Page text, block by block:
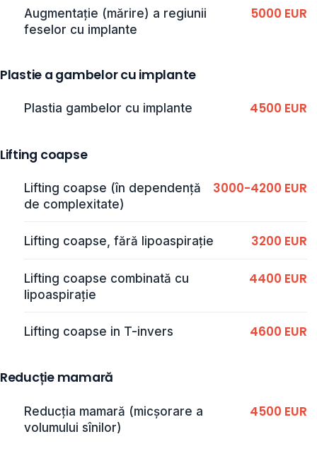
Augmentație (mărire) a regiunii
feselor cu implante
5000 EUR
Plastie a gambelor cu implante
Plastia gambelor cu implante 4500 EUR
Lifting coapse
Lifting coapse (în dependență
de complexitate)
3000-4200 EUR
Lifting coapse, fără lipoaspirație 3200 EUR
Lifting coapse combinată cu
lipoaspirație
4400 EUR
Lifting coapse in T-invers 4600 EUR
Reducție mamară
Reducția mamară (micșorare a
volumului sînilor)
4500 EUR